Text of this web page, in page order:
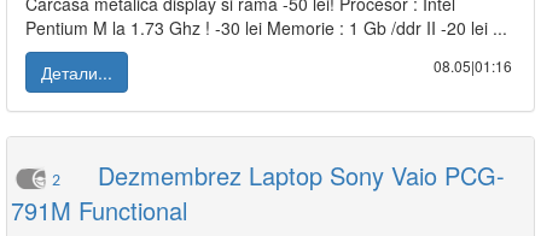
Pentium M la 1.73 Ghz ! -30 lei Memorie : 1 Gb /ddr II -20 lei ...
Детали...
08.05|01:16
2
Dezmembrez Laptop Sony Vaio PCG-
791M Functional